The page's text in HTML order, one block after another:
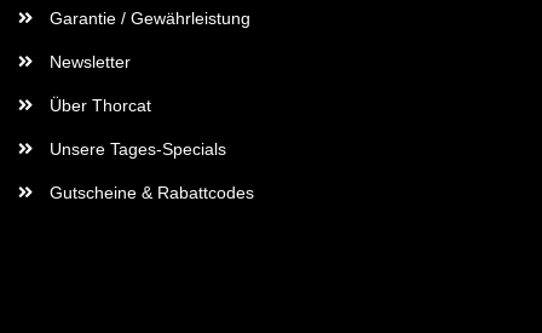
Garantie / Gewährleistung
Newsletter
Über Thorcat
Unsere Tages-Specials
Gutscheine & Rabattcodes